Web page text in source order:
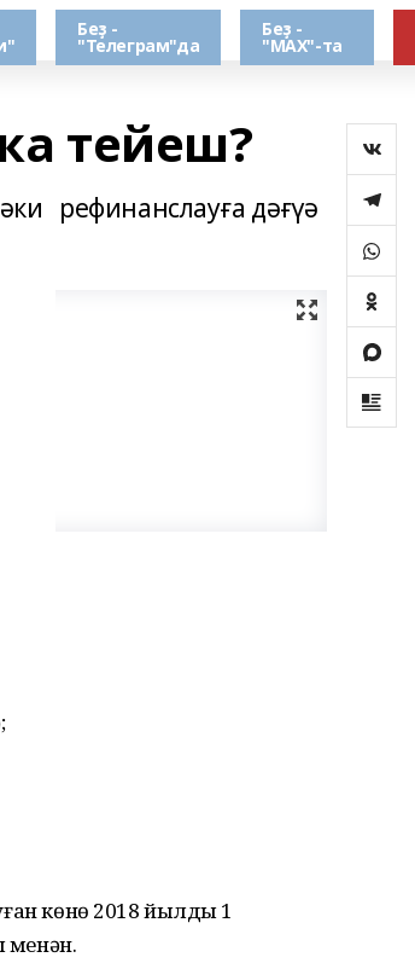
Беҙ -
"Телеграм"да
Беҙ -
"МАХ"-та
тейеш?
рефинанслауға дәғүә
көнө 2018 йылдың 1
менән.